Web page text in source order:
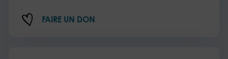
FAIRE UN DON